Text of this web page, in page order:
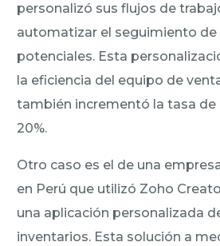
personalizó sus flujos de
automatizar el seguimiento de
potenciales. Esta
la eficiencia del equipo de
también incrementó la tasa de
20%.
Otro caso es el de una
en Perú que utilizó Zoho
una aplicación personalizada
inventarios. Esta solución a